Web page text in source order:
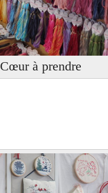
Cœur à prendre